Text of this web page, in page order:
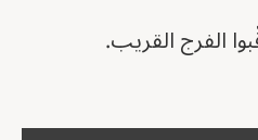
الفرج القريب.